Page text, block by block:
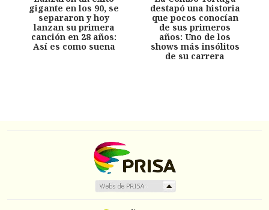
gigante en los 90, se
separaron y hoy
lanzan su primera
canción en 28 años:
Así es como suena
destapó una historia
que pocos conocían
de sus primeros
años: Uno de los
shows más insólitos
de su carrera